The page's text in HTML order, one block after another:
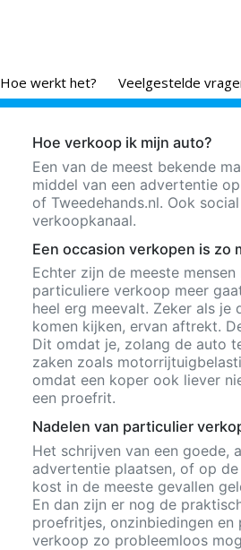
Hoe werkt het? Veelgestelde
Hoe verkoop ik mijn auto?
Een van de meest bekende
middel van een advertentie
of Tweedehands.nl. Ook
verkoopkanaal.
Een occasion verkopen is zo
Echter zijn de meeste
particuliere verkoop meer
heel erg meevalt. Zeker als
komen kijken, ervan aftrekt.
Dit omdat je, zolang de auto
zaken zoals
omdat een koper ook liever
een proefrit.
Nadelen van particulier
Het schrijven van een goede,
advertentie plaatsen, of op
kost in de meeste gevallen
En dan zijn er nog de
proefritjes, onzinbiedingen
verkoop zo probleemloos